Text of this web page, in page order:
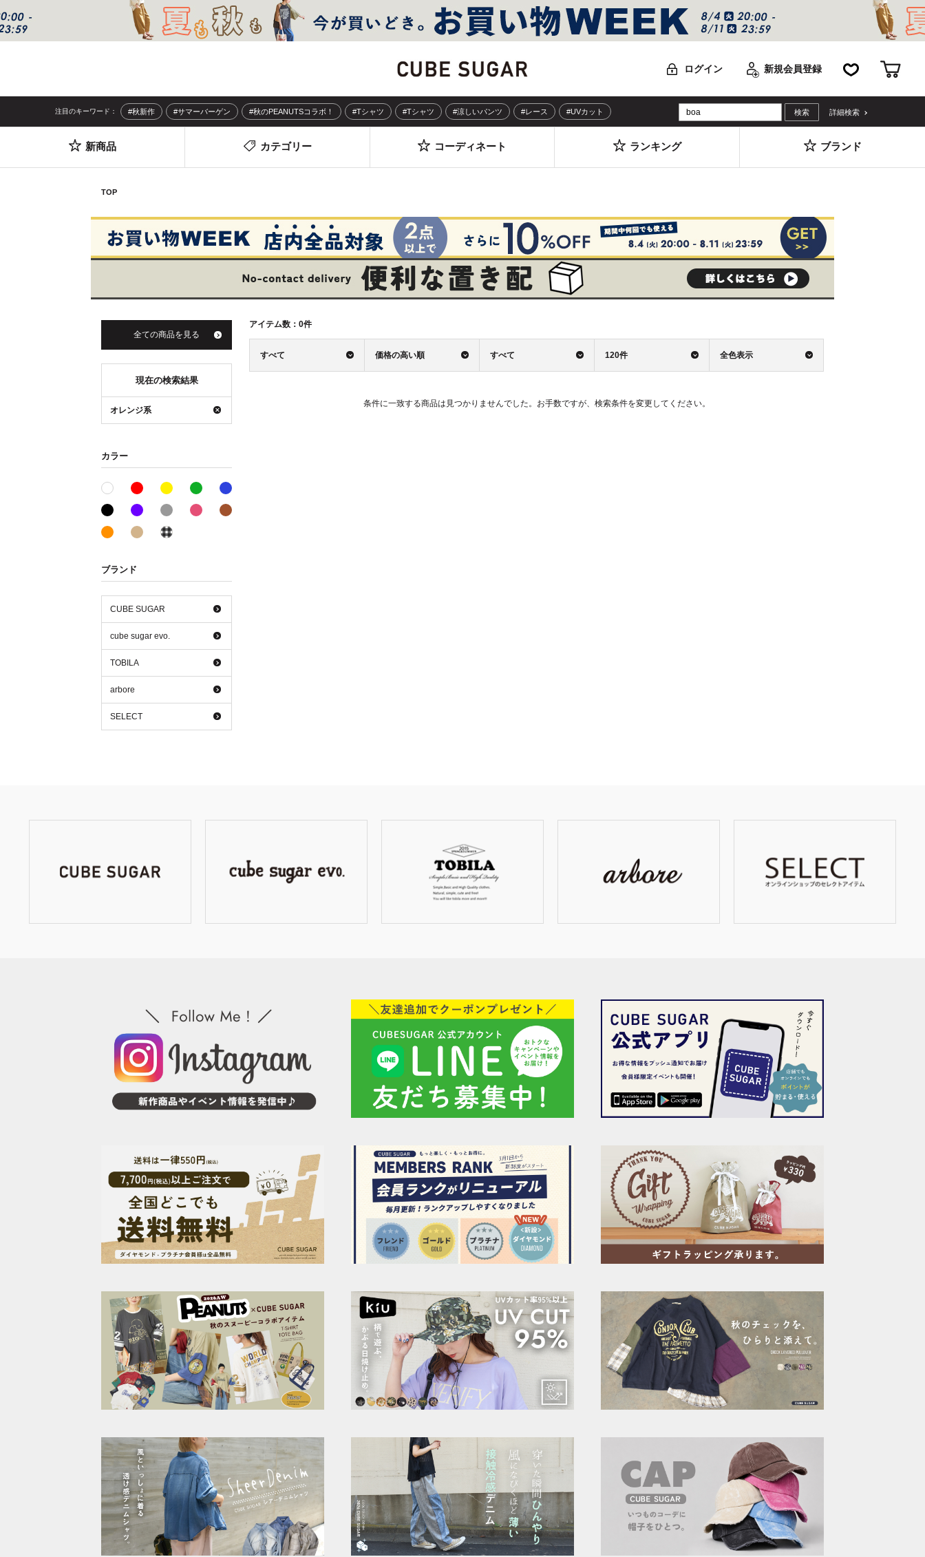
ログイン 新規会員登録 お気に入り
注目のキーワード： #秋新作 #サマーバーゲン #秋のPEANUTSコラボ！ #Tシャツ #Tシャツ #涼しいパンツ #レース #UVカット 詳細検索
新商品 カテゴリー コーディネート ランキング ブランド
TOP
アイテム数： 0件
すべて 価格の高い順 すべて 120件 全色表示
条件に一致する商品は見つかりませんでした。お手数ですが、検索条件を変更してください。
全ての商品を見る
現在の検索結果
オレンジ系
カラー
ホワイト系レッド系 イエロー系グリーン系
ブラック系パープル系グレー系 ピンク系
オレンジ系ベージュ系
ブランド
CUBE SUGAR
cube sugar evo.
TOBILA
arbore
SELECT